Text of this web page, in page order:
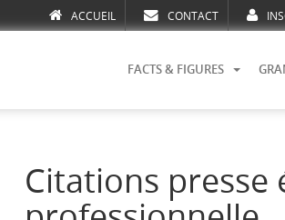
ACCUEIL CONTACT
FACTS & FIGURES
Citations presse